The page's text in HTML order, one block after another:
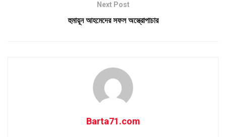
Next Post
হুমায়ূন আহমেদের সফল অস্ত্রোপাচার
Barta71.com